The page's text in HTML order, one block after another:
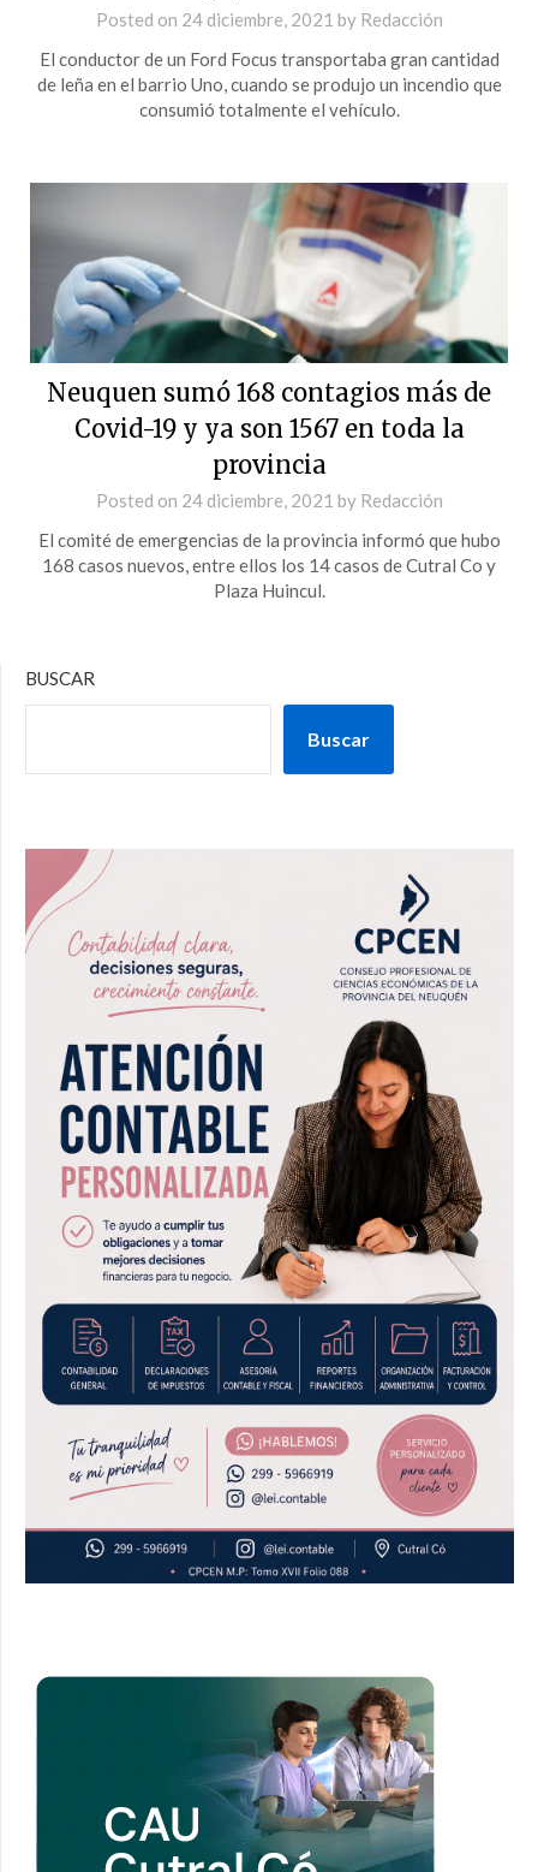
Posted on 24 diciembre, 2021 by Redacción
El conductor de un Ford Focus transportaba gran cantidad
de leña en el barrio Uno, cuando se produjo un incendio que
consumió totalmente el vehículo.
Neuquen sumó 168 contagios más de
Covid-19 y ya son 1567 en toda la
provincia
Posted on 24 diciembre, 2021 by Redacción
El comité de emergencias de la provincia informó que hubo
168 casos nuevos, entre ellos los 14 casos de Cutral Co y
Plaza Huincul.
BUSCAR
Buscar